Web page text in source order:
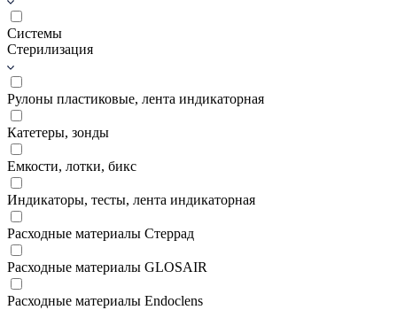
Системы
Стерилизация
Рулоны пластиковые, лента индикаторная
Катетеры, зонды
Емкости, лотки, бикс
Индикаторы, тесты, лента индикаторная
Расходные материалы Стеррад
Расходные материалы GLOSAIR
Расходные материалы Endoclens